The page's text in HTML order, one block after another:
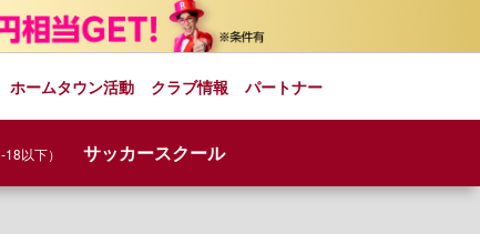
以下） サッカースクール
ホームタウン活動 クラブ情報 パートナー